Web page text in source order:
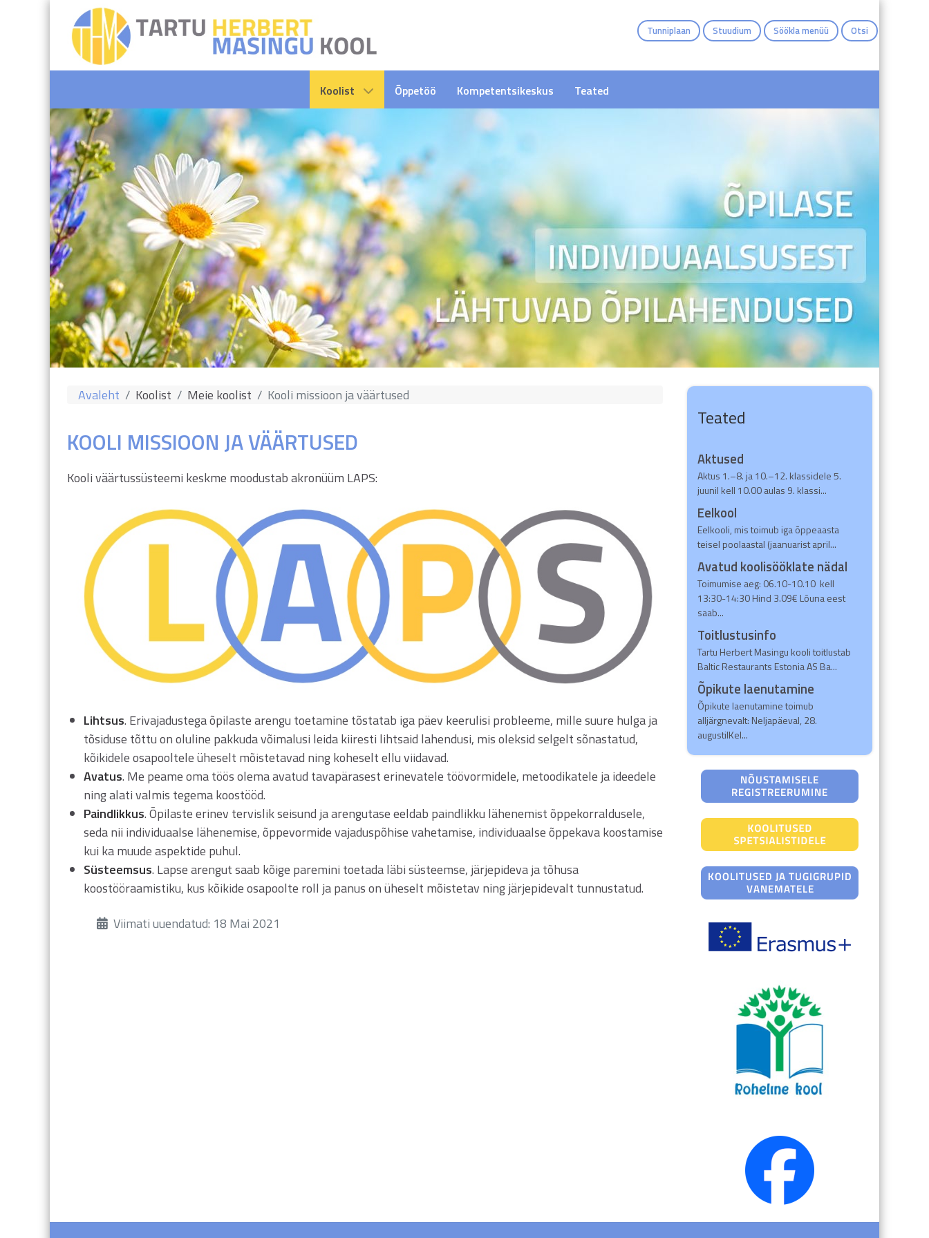
Otsi
Söökla menüü
Stuudium
Tunniplaan
Koolist Õppetöö Kompetentsikeskus Teated
Avaleht Koolist Meie koolist Kooli missioon ja väärtused
KOOLI MISSIOON JA VÄÄRTUSED
Kooli väärtussüsteemi keskme moodustab akronüüm LAPS:
Lihtsus. Erivajadustega õpilaste arengu toetamine tõstatab iga päev keerulisi probleeme, mille suure hulga ja
tõsiduse tõttu on oluline pakkuda võimalusi leida kiiresti lihtsaid lahendusi, mis oleksid selgelt sõnastatud,
kõikidele osapooltele üheselt mõistetavad ning koheselt ellu viidavad.
Avatus. Me peame oma töös olema avatud tavapärasest erinevatele töövormidele, metoodikatele ja ideedele
ning alati valmis tegema koostööd.
Paindlikkus. Õpilaste erinev tervislik seisund ja arengutase eeldab paindlikku lähenemist õppekorraldusele,
seda nii individuaalse lähenemise, õppevormide vajaduspõhise vahetamise, individuaalse õppekava koostamise
kui ka muude aspektide puhul.
Süsteemsus. Lapse arengut saab kõige paremini toetada läbi süsteemse, järjepideva ja tõhusa
koostööraamistiku, kus kõikide osapoolte roll ja panus on üheselt mõistetav ning järjepidevalt tunnustatud.
ÜksikasjadViimati uuendatud: 18 Mai 2021
Teated
Aktused
Aktus 1.–8. ja 10.–12. klassidele 5.
juunil kell 10.00 aulas 9. klassi...
Eelkool
Eelkooli, mis toimub iga õppeaasta
teisel poolaastal (jaanuarist april...
Avatud koolisööklate nädal
Toimumise aeg: 06.10-10.10 kell
13:30-14:30 Hind 3.09€ Lõuna eest
saab...
Toitlustusinfo
Tartu Herbert Masingu kooli toitlustab
Baltic Restaurants Estonia AS Ba...
Õpikute laenutamine
Õpikute laenutamine toimub
alljärgnevalt: Neljapäeval, 28.
augustilKel...